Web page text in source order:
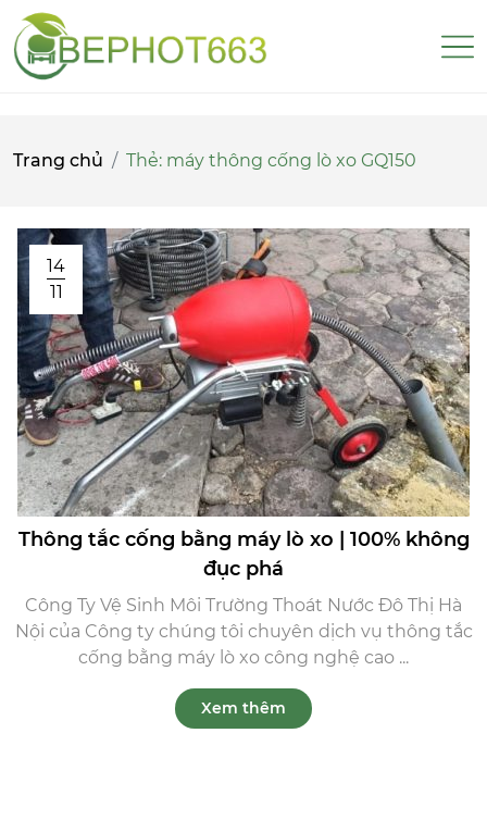
Trang chủ Thẻ: máy thông cống lò xo GQ150
14
11
Thông tắc cống bằng máy lò xo | 100% không
đục phá
Công Ty Vệ Sinh Môi Trường Thoát Nước Đô Thị Hà
Nội của Công ty chúng tôi chuyên dịch vụ thông tắc
cống bằng máy lò xo công nghệ cao ...
Xem thêm